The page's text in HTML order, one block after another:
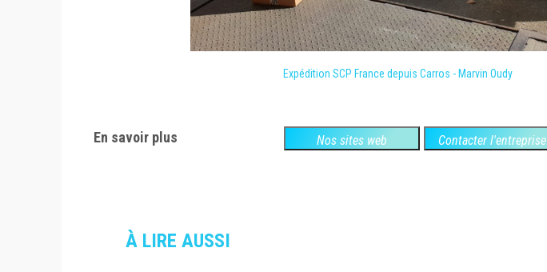
Expédition SCP France depuis Carros - Marvin Oudy
En savoir plus Nos sites web Contacter l'entreprise
À LIRE AUSSI